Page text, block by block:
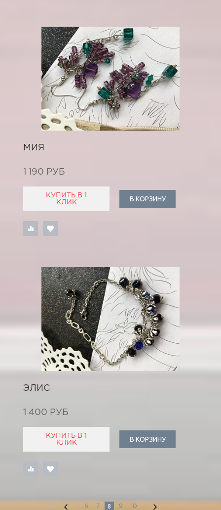
МИЯ
1 190 РУБ
КУПИТЬ В 1
КЛИК
В КОРЗИНУ
ЭЛИС
1 400 РУБ
КУПИТЬ В 1
КЛИК
В КОРЗИНУ
6 7 8 9 10